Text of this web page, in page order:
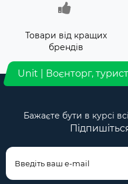
Товари від кращих
брендів
Unit | Воєнторг,
Бажаєте бути в курсі